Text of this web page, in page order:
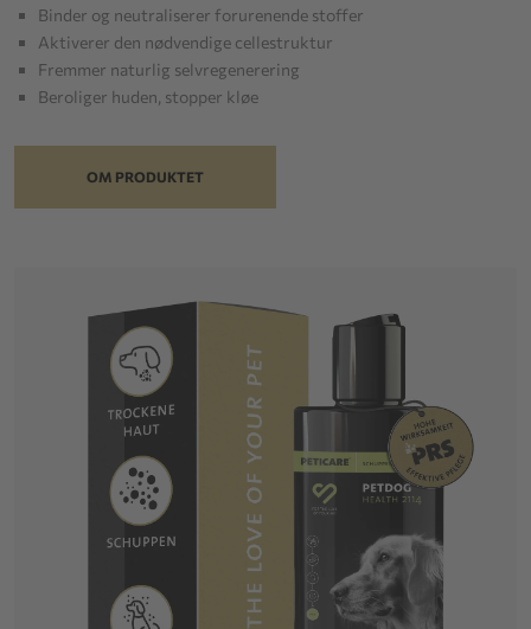
Binder og neutraliserer forurenende stoffer
Aktiverer den nødvendige cellestruktur
Fremmer naturlig selvregenerering
Beroliger huden, stopper kløe
OM PRODUKTET